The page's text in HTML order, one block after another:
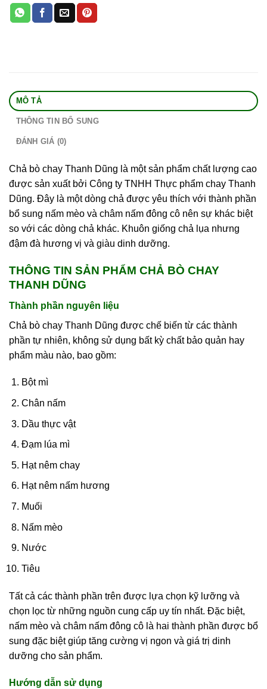
MÔ TẢ
THÔNG TIN BỔ SUNG
ĐÁNH GIÁ (0)
Chả bò chay Thanh Dũng là một sản phẩm chất lượng cao
được sản xuất bởi Công ty TNHH Thực phẩm chay Thanh
Dũng. Đây là một dòng chả được yêu thích với thành phần
bổ sung nấm mèo và châm nấm đông cô nên sự khác biệt
so với các dòng chả khác. Khuôn giống chả lụa nhưng
đậm đà hương vị và giàu dinh dưỡng.
THÔNG TIN SẢN PHẨM CHẢ BÒ CHAY
THANH DŨNG
Thành phần nguyên liệu
Chả bò chay Thanh Dũng được chế biến từ các thành
phần tự nhiên, không sử dụng bất kỳ chất bảo quản hay
phẩm màu nào, bao gồm:
Bột mì
Chân nấm
Dầu thực vật
Đạm lúa mì
Hạt nêm chay
Hạt nêm nấm hương
Muối
Nấm mèo
Nước
Tiêu
Tất cả các thành phần trên được lựa chọn kỹ lưỡng và
chọn lọc từ những nguồn cung cấp uy tín nhất. Đặc biệt,
nấm mèo và châm nấm đông cô là hai thành phần được bổ
sung đặc biệt giúp tăng cường vị ngon và giá trị dinh
dưỡng cho sản phẩm.
Hướng dẫn sử dụng